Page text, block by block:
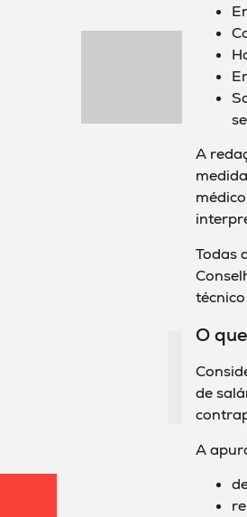
A
Todas
O
de
A